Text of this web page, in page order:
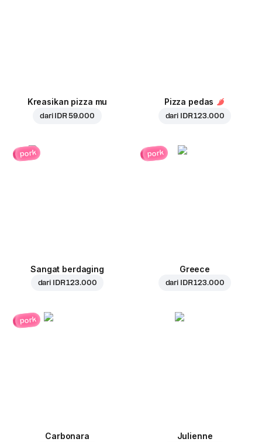
Kreasikan pizza mu
dari IDR 59.000
Pizza pedas
dari IDR 123.000
pork
Sangat berdaging
dari IDR 123.000
pork
Greece
dari IDR 123.000
pork
Carbonara Julienne